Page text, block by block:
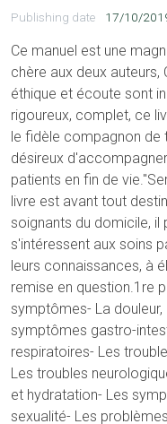
Publishing date 17/10/
Ce manuel est une
chère aux deux auteurs,
éthique et écoute sont
rigoureux, complet, ce
le fidèle compagnon de
désireux
patients en fin de
livre est avant tout
soignants du domicile, il
s'intéressent aux soins
leurs connaissances, à
remise en question.1re
symptômes- La
symptômes gastro-
respiratoires- Les
Les troubles
et hydratation- Les
sexualité- Les